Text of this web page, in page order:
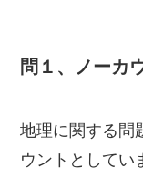
問１、ノーカ
地理に関する問
ウントとしてい